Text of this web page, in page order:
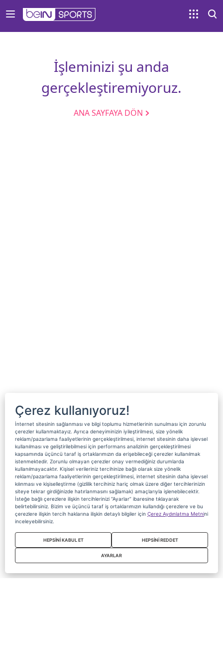
İşleminizi şu anda
gerçekleştiremiyoruz.
ANA SAYFAYA DÖN
Çerez kullanıyoruz!
İnternet sitesinin sağlanması ve bilgi toplumu hizmetlerinin sunulması için zorunlu
çerezler kullanmaktayız. Ayrıca deneyiminizin iyileştirilmesi, size yönelik
reklam/pazarlama faaliyetlerinin gerçekleştirilmesi, internet sitesinin daha işlevsel
kullanılması ve geliştirilebilmesi için performans analizinin gerçekleştirilmesi
kapsamında üçüncü taraf iş ortaklarımızın da erişebileceği çerezler kullanılmak
istenmektedir. Zorunlu olmayan çerezler onay vermediğiniz durumlarda
kullanılmayacaktır. Kişisel verileriniz tercihinize bağlı olarak size yönelik
reklam/pazarlama faaliyetlerinin gerçekleştirilmesi, internet sitesinin daha işlevsel
kılınması ve kişiselleştirme (gizlilik tercihiniz hariç olmak üzere diğer tercihlerinizin
siteye tekrar girdiğinizde hatırlanmasını sağlamak) amaçlarıyla işlenebilecektir.
İsteğe bağlı çerezlere ilişkin tercihlerinizi “Ayarlar” ibaresine tıklayarak
belirtebilirsiniz. Bizim ve üçüncü taraf iş ortaklarımızın kullandığı çerezlere ve bu
çerezlere ilişkin tercih haklarına ilişkin detaylı bilgiler için Çerez Aydınlatma Metnini
inceleyebilirsiniz.
HEPSİNİ KABUL ET HEPSİNİ REDDET
AYARLAR